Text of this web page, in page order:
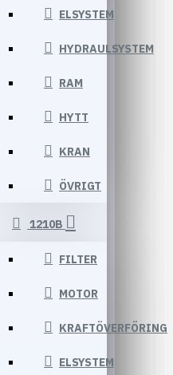
ELSYSTEM
HYDRAULSYSTEM
RAM
HYTT
KRAN
ÖVRIGT
1210B
FILTER
MOTOR
KRAFTÖVERFÖRING
ELSYSTEM